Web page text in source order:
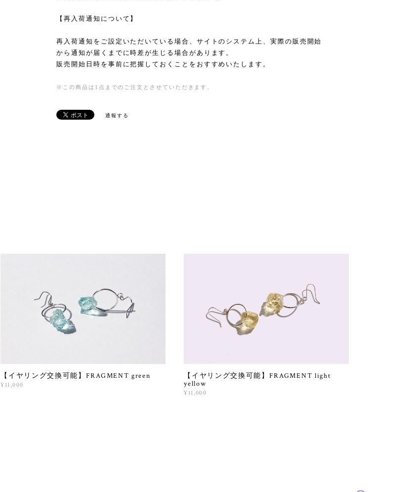
【再入荷通知について】
再入荷通知をご設定いただいている場合、サイトのシステム上、実際の販売開始
から通知が届くまでに時差が生じる場合があります。
販売開始日時を事前に把握しておくことをおすすめいたします。
※この商品は1点までのご注文とさせていただきます。
通報する
【イヤリング交換可能】FRAGMENT green
¥11,000
【イヤリング交換可能】FRAGMENT light
yellow
¥11,000